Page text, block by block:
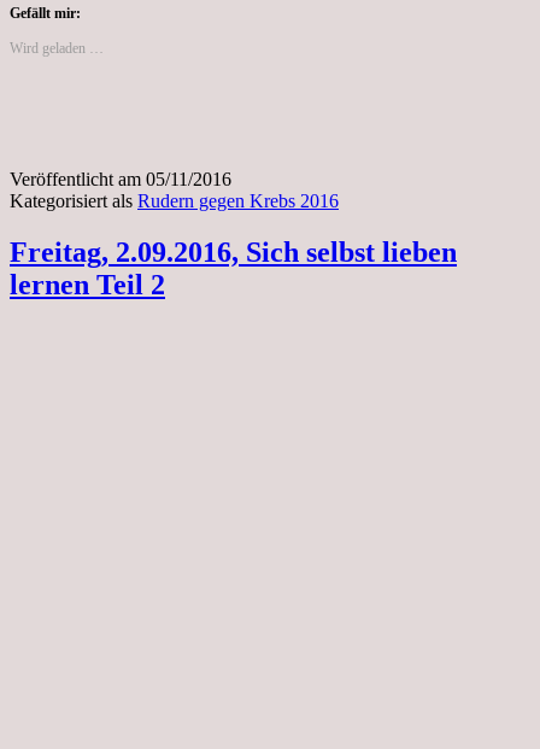
Gefällt mir:
Wird geladen …
Veröffentlicht am 05/11/2016
Kategorisiert als Rudern gegen Krebs 2016
Freitag, 2.09.2016, Sich selbst lieben
lernen Teil 2